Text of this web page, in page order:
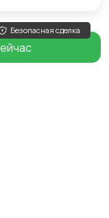
Безопасная сделка